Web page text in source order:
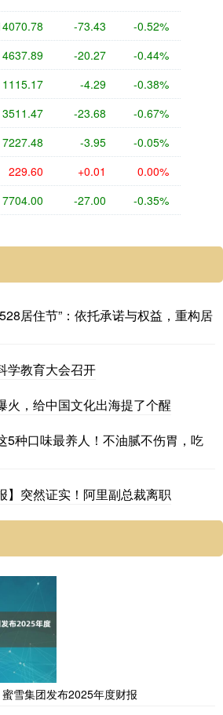
-73.43 -0.52%
4637.89 -20.27 -0.44%
1115.17 -4.29 -0.38%
3511.47 -23.68 -0.67%
7227.48 -3.95 -0.05%
229.60 +0.01 0.00%
7704.00 -27.00 -0.35%
居住节”：依托承诺与权益，重构居
学教育大会召开
火，给中国文化出海提了个醒
5种口味最养人！不油腻不伤胃，吃
】突然证实！阿里副总裁离职
雪集团发布2025年度财报